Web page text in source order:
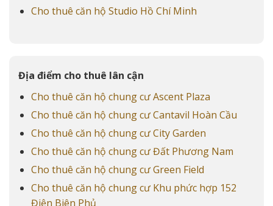
Cho thuê căn hộ Studio Hồ Chí Minh
Địa điểm cho thuê lân cận
Cho thuê căn hộ chung cư Ascent Plaza
Cho thuê căn hộ chung cư Cantavil Hoàn Cầu
Cho thuê căn hộ chung cư City Garden
Cho thuê căn hộ chung cư Đất Phương Nam
Cho thuê căn hộ chung cư Green Field
Cho thuê căn hộ chung cư Khu phức hợp 152
Điện Biên Phủ